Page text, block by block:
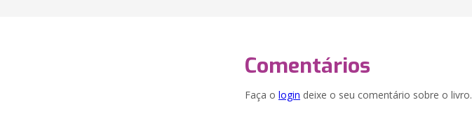
Comentários
Faça o login deixe o seu comentário sobre o livro.